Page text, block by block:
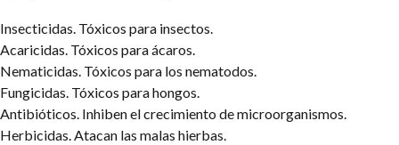
Insecticidas. Tóxicos para insectos.
Acaricidas. Tóxicos para ácaros.
Nematicidas. Tóxicos para los nematodos.
Fungicidas. Tóxicos para hongos.
Antibióticos. Inhiben el crecimiento de microorganismos.
Herbicidas. Atacan las malas hierbas.